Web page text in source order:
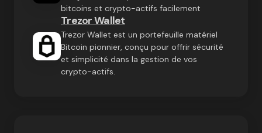
bitcoins et crypto-actifs facilement
Trezor Wallet
Trezor Wallet est un portefeuille matériel
Bitcoin pionnier, conçu pour offrir sécurité
et simplicité dans la gestion de vos
crypto-actifs.